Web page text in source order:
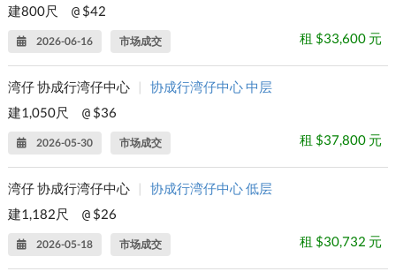
建800尺
@ $42
2026-06-16 市场成交 租 $33,600 元
湾仔 协成行湾仔中心 |
协成行湾仔中心 中层
建1,050尺
@ $36
2026-05-30 市场成交 租 $37,800 元
湾仔 协成行湾仔中心 |
协成行湾仔中心 低层
建1,182尺
@ $26
2026-05-18 市场成交 租 $30,732 元